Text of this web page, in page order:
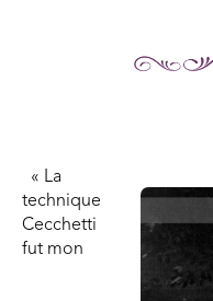
« La
technique
Cecchetti
fut mon